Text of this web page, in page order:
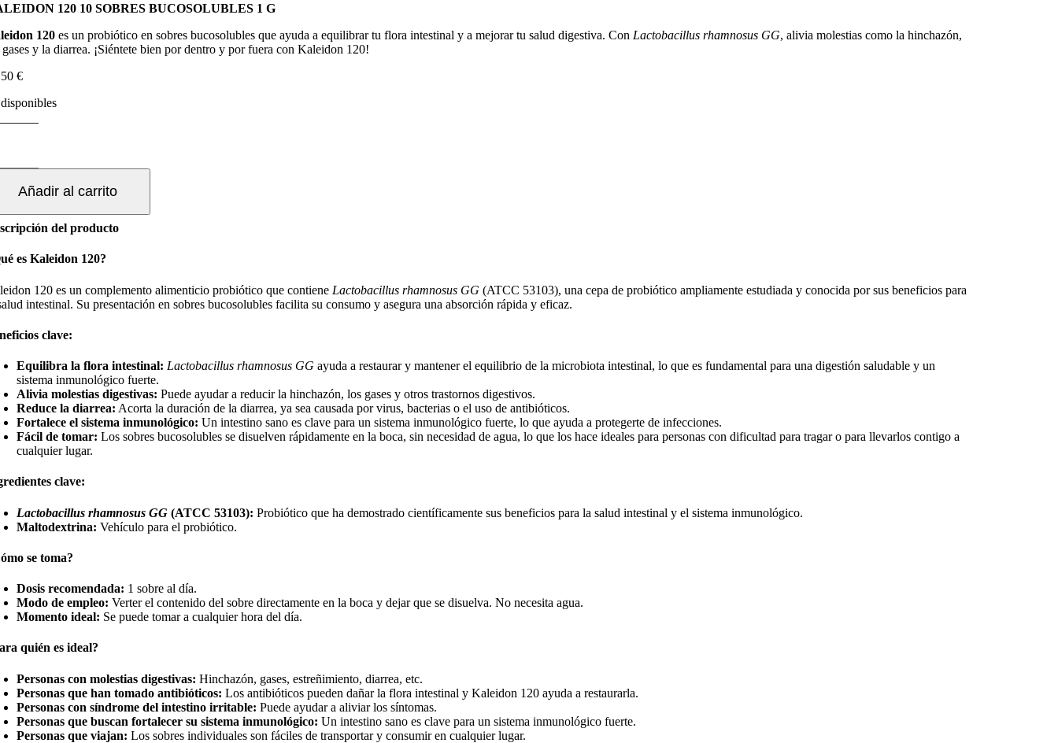
120 10 SOBRES BUCOSOLUBLES 1 G
120 es un probiótico en sobres bucosolubles que ayuda a equilibrar tu flora intestinal y a mejorar tu salud digestiva. Con Lactobacillus rhamnosus GG, alivia molestias como la hinchazón,
gases y la diarrea. ¡Siéntete bien por dentro y por fuera con Kaleidon 120!
€
Añadir al carrito
del producto
es Kaleidon 120?
120 es un complemento alimenticio probiótico que contiene Lactobacillus rhamnosus GG (ATCC 53103), una cepa de probiótico ampliamente estudiada y conocida por sus beneficios para
intestinal. Su presentación en sobres bucosolubles facilita su consumo y asegura una absorción rápida y eficaz.
clave:
Equilibra la flora intestinal: Lactobacillus rhamnosus GG ayuda a restaurar y mantener el equilibrio de la microbiota intestinal, lo que es fundamental para una digestión saludable y un
sistema inmunológico fuerte.
Alivia molestias digestivas: Puede ayudar a reducir la hinchazón, los gases y otros trastornos digestivos.
Reduce la diarrea: Acorta la duración de la diarrea, ya sea causada por virus, bacterias o el uso de antibióticos.
Fortalece el sistema inmunológico: Un intestino sano es clave para un sistema inmunológico fuerte, lo que ayuda a protegerte de infecciones.
Fácil de tomar: Los sobres bucosolubles se disuelven rápidamente en la boca, sin necesidad de agua, lo que los hace ideales para personas con dificultad para tragar o para llevarlos contigo a
cualquier lugar.
clave:
Lactobacillus rhamnosus GG (ATCC 53103): Probiótico que ha demostrado científicamente sus beneficios para la salud intestinal y el sistema inmunológico.
Maltodextrina: Vehículo para el probiótico.
se toma?
Dosis recomendada: 1 sobre al día.
Modo de empleo: Verter el contenido del sobre directamente en la boca y dejar que se disuelva. No necesita agua.
Momento ideal: Se puede tomar a cualquier hora del día.
quién es ideal?
Personas con molestias digestivas: Hinchazón, gases, estreñimiento, diarrea, etc.
Personas que han tomado antibióticos: Los antibióticos pueden dañar la flora intestinal y Kaleidon 120 ayuda a restaurarla.
Personas con síndrome del intestino irritable: Puede ayudar a aliviar los síntomas.
Personas que buscan fortalecer su sistema inmunológico: Un intestino sano es clave para un sistema inmunológico fuerte.
Personas que viajan: Los sobres individuales son fáciles de transportar y consumir en cualquier lugar.